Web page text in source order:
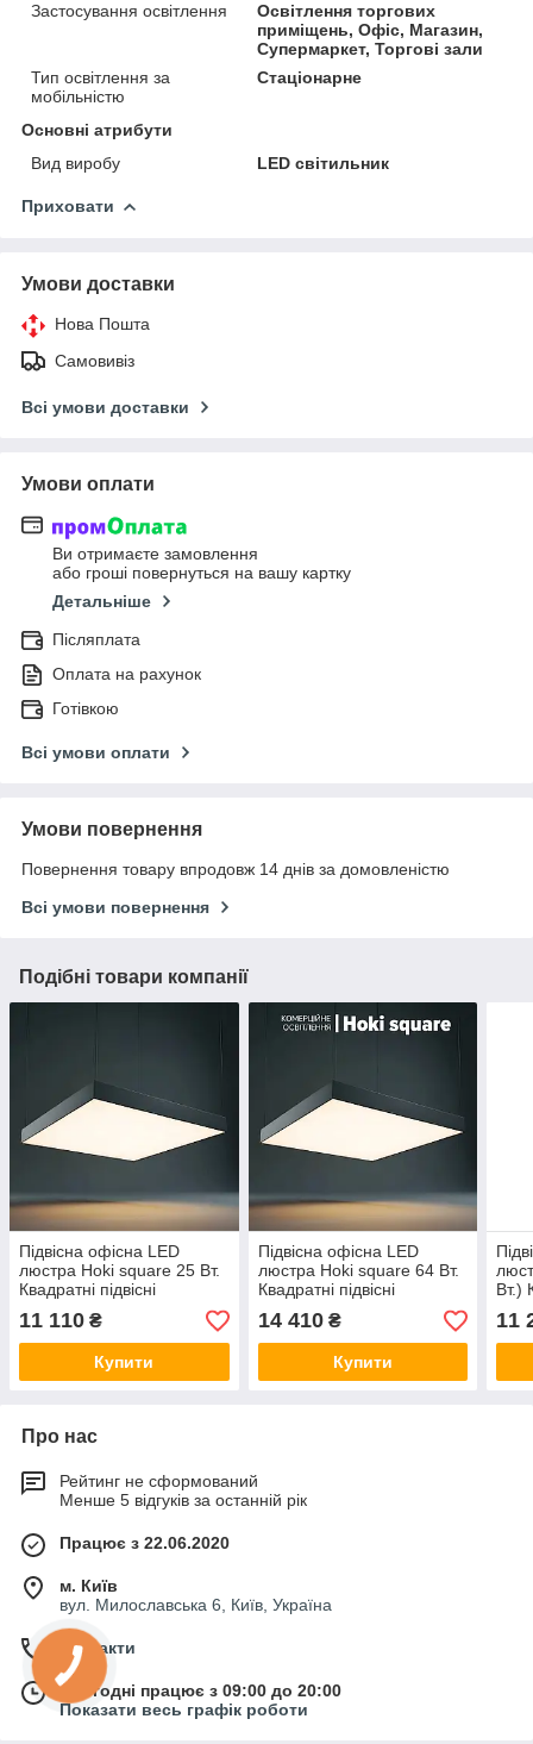
Застосування освітлення
Освітлення торгових
приміщень, Офіс, Магазин,
Супермаркет, Торгові зали
Тип освітлення за
мобільністю
Стаціонарне
Основні атрибути
Вид виробу
LED світильник
Приховати
Умови доставки
Нова Пошта
Самовивіз
Всі умови доставки
Умови оплати
Ви отримаєте замовлення
або гроші повернуться на вашу картку
Детальніше
Післяплата
Оплата на рахунок
Готівкою
Всі умови оплати
Умови повернення
Повернення товару впродовж 14 днів за домовленістю
Всі умови повернення
Подібні товари компанії
Підвісна офісна LED
люстра Hoki square 25 Вт.
Квадратні підвісні
магазину
11 110 ₴
Купити
Підвісна офісна LED
люстра Hoki square 64 Вт.
Квадратні підвісні
магазину
14 410₴
Купити
Вт.)
11
Про нас
Рейтинг не сформований
Менше 5 відгуків за останній рік
Працює з 22.06.2020
м. Київ
вул. Милославська 6, Київ, Україна
Контакти
Сьогодні працює з 09:00 до 20:00
Показати весь графік роботи